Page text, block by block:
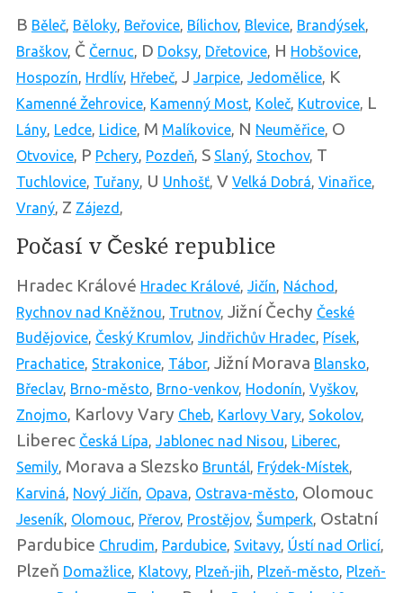
B Běleč, Běloky, Beřovice, Bílichov, Blevice, Brandýsek,
Braškov, Č Černuc, D Doksy, Dřetovice, H Hobšovice,
Hospozín, Hrdlív, Hřebeč, J Jarpice, Jedomělice, K
Kamenné Žehrovice, Kamenný Most, Koleč, Kutrovice, L
Lány, Ledce, Lidice, M Malíkovice, N Neuměřice, O
Otvovice, P Pchery, Pozdeň, S Slaný, Stochov, T
Tuchlovice, Tuřany, U Unhošť, V Velká Dobrá, Vinařice,
Vraný, Z Zájezd ,
Počasí v České republice
Hradec Králové Hradec Králové, Jičín, Náchod ,
Rychnov nad Kněžnou, Trutnov, Jižní Čechy České
Budějovice, Český Krumlov, Jindřichův Hradec, Písek,
Prachatice, Strakonice, Tábor, Jižní Morava Blansko,
Břeclav, Brno-město, Brno-venkov, Hodonín, Vyškov,
Znojmo, Karlovy Vary Cheb, Karlovy Vary, Sokolov,
Liberec Česká Lípa, Jablonec nad Nisou, Liberec,
Semily, Morava a Slezsko Bruntál, Frýdek-Místek,
Karviná, Nový Jičín, Opava, Ostrava-město, Olomouc
Jeseník, Olomouc, Přerov, Prostějov, Šumperk, Ostatní
Pardubice Chrudim, Pardubice, Svitavy, Ústí nad Orlicí,
Plzeň Domažlice, Klatovy, Plzeň-jih, Plzeň-město, Plzeň-